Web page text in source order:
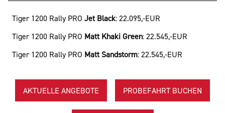
Tiger 1200 Rally PRO Jet Black: 22.095,-EUR
Tiger 1200 Rally PRO Matt Khaki Green: 22.545,-EUR
Tiger 1200 Rally PRO Matt Sandstorm: 22.545,-EUR
PROBEFAHRT BUCHEN
AKTUELLE ANGEBOTE